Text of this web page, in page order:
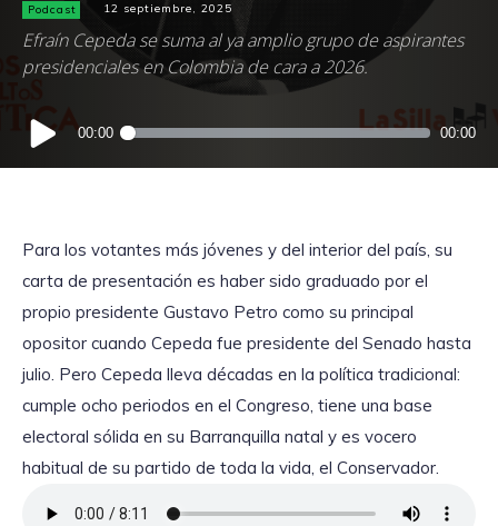
Podcast 12 septiembre, 2025
Efraín Cepeda se suma al ya amplio grupo de aspirantes
presidenciales en Colombia de cara a 2026.
Reproductor
de
audio
00:00 00:00
Para los votantes más jóvenes y del interior del país, su
carta de presentación es haber sido graduado por el
propio presidente Gustavo Petro como su principal
opositor cuando Cepeda fue presidente del Senado hasta
julio. Pero Cepeda lleva décadas en la política tradicional:
cumple ocho periodos en el Congreso, tiene una base
electoral sólida en su Barranquilla natal y es vocero
habitual de su partido de toda la vida, el Conservador.